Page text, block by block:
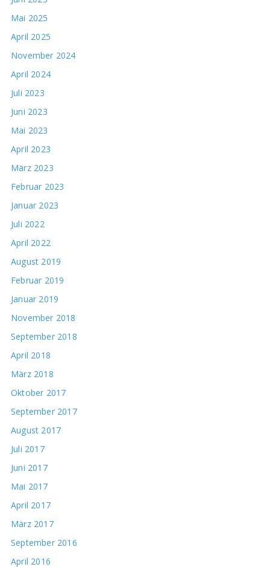
Mai 2025
April 2025
November 2024
April 2024
Juli 2023
Juni 2023
Mai 2023
April 2023
März 2023
Februar 2023
Januar 2023
Juli 2022
April 2022
August 2019
Februar 2019
Januar 2019
November 2018
September 2018
April 2018
März 2018
Oktober 2017
September 2017
August 2017
Juli 2017
Juni 2017
Mai 2017
April 2017
März 2017
September 2016
April 2016